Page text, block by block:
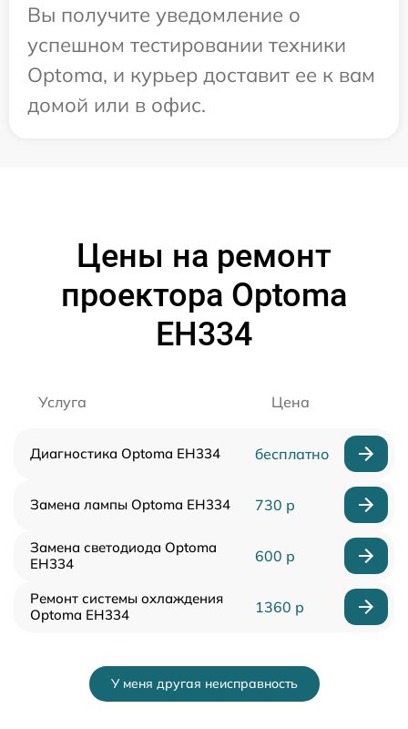
Вы получите уведомление о
успешном тестировании техники
Optoma, и курьер доставит ее к вам
домой или в офис.
Цены на ремонт
проектора Optoma
EH334
Услуга Цена
Диагностика Optoma EH334 бесплатно
Замена лампы Optoma EH334 730 р
Замена светодиода Optoma
EH334
600 р
Ремонт системы охлаждения
Optoma EH334
1360 р
У меня другая неисправность